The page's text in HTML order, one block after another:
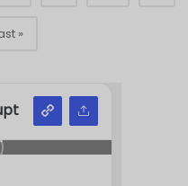
»